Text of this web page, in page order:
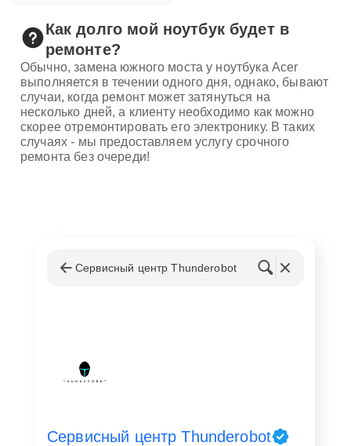
Как долго мой ноутбук будет в
ремонте?
Обычно, замена южного моста у ноутбука Acer
выполняется в течении одного дня, однако, бывают
случаи, когда ремонт может затянуться на
несколько дней, а клиенту необходимо как можно
скорее отремонтировать его электронику. В таких
случаях - мы предоставляем услугу срочного
ремонта без очереди!
Сервисный центр Thunderobot
Сервисный центр Thunderobot